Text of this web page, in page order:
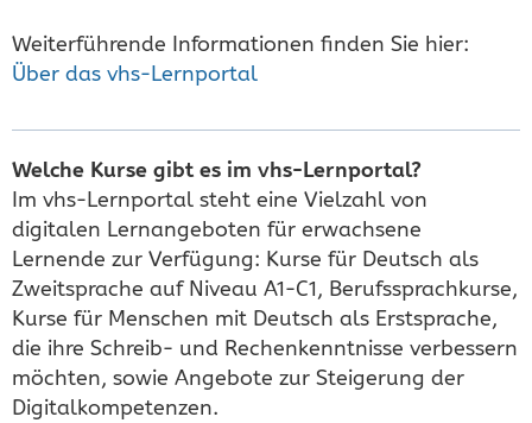
Weiterführende Informationen finden Sie hier:
Über das vhs-Lernportal
Welche Kurse gibt es im vhs-Lernportal?
Im vhs-Lernportal steht eine Vielzahl von
digitalen Lernangeboten für erwachsene
Lernende zur Verfügung: Kurse für Deutsch als
Zweitsprache auf Niveau A1-C1, Berufssprachkurse,
Kurse für Menschen mit Deutsch als Erstsprache,
die ihre Schreib- und Rechenkenntnisse verbessern
möchten, sowie Angebote zur Steigerung der
Digitalkompetenzen.